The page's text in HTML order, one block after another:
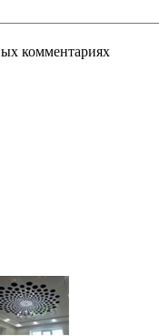
комментариях